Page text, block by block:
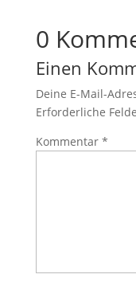
0
Einen
Deine E-Mail-
Erforderliche
Kommentar *